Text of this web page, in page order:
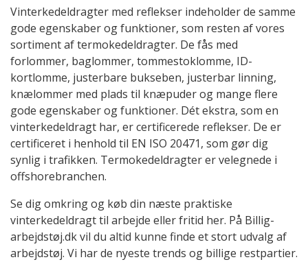
Vinterkedeldragter med reflekser indeholder de samme
gode egenskaber og funktioner, som resten af vores
sortiment af termokedeldragter. De fås med
forlommer, baglommer, tommestoklomme, ID-
kortlomme, justerbare bukseben, justerbar linning,
knælommer med plads til knæpuder og mange flere
gode egenskaber og funktioner. Dét ekstra, som en
vinterkedeldragt har, er certificerede reflekser. De er
certificeret i henhold til EN ISO 20471, som gør dig
synlig i trafikken. Termokedeldragter er velegnede i
offshorebranchen.
Se dig omkring og køb din næste praktiske
vinterkedeldragt til arbejde eller fritid her. På Billig-
arbejdstøj.dk vil du altid kunne finde et stort udvalg af
arbejdstøj. Vi har de nyeste trends og billige restpartier.